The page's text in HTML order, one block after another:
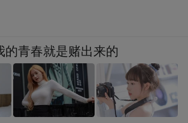
的青春就是赌出来的